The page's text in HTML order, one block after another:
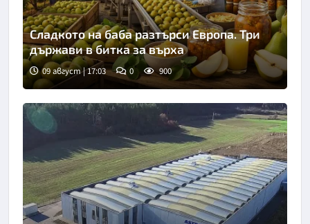
Сладкото на баба разтърси Европа. Три
държави в битка за върха
09 август | 17:03 0 900